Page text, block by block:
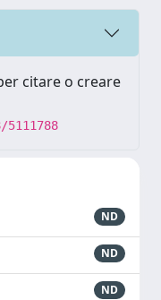
citare o creare
ND
ND
ND